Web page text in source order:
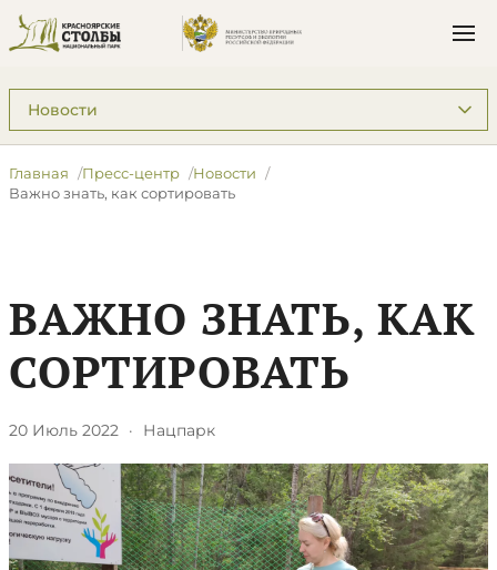
Подразделы: Пресс-центр
Главная Пресс-центр
Новости
​Важно знать, как сортировать
​ВАЖНО ЗНАТЬ, КАК
СОРТИРОВАТЬ
20 Июль 2022 · Нацпарк